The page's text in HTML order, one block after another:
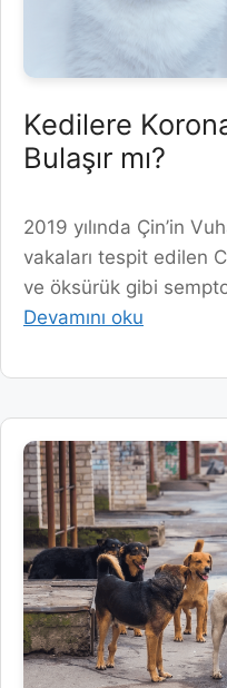
Kedilere
Bulaşır mı?
2019 yılında Çin’in
vakaları tespit edilen
ve öksürük gibi
Devamını oku